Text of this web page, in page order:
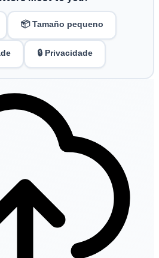
📦 Tamaño pequeno
🔒 Privacidade